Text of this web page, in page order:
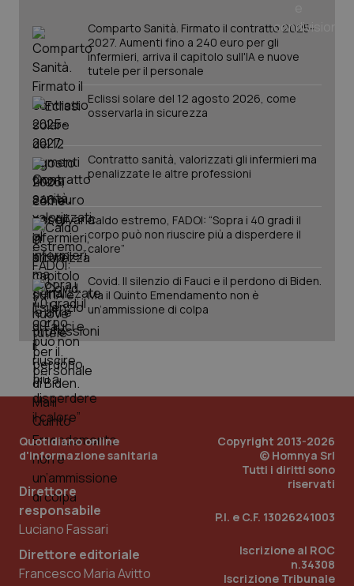
Comparto Sanità. Firmato il contratto 2025-
2027. Aumenti fino a 240 euro per gli
infermieri, arriva il capitolo sull'IA e nuove
tutele per il personale
Eclissi solare del 12 agosto 2026, come
osservarla in sicurezza
Contratto sanità, valorizzati gli infermieri ma
penalizzate le altre professioni
Caldo estremo, FADOI: “Sopra i 40 gradi il
corpo può non riuscire più a disperdere il
calore”
Covid. Il silenzio di Fauci e il perdono di Biden.
Ma il Quinto Emendamento non è
un’ammissione di colpa
Quotidiano online
d'informazione sanitaria
Direttore
responsabile
Luciano Fassari
Direttore editoriale
Francesco Maria Avitto
Copyright 2013-2026
© Homnya Srl
Tutti i diritti sono
riservati
P.I. e C.F. 13026241003
Iscrizione al ROC
n.34308
Iscrizione Tribunale
PHPSESSID
PHP.net
_ga_KM60CM4NPH .quotidianosanita.it
1
mese